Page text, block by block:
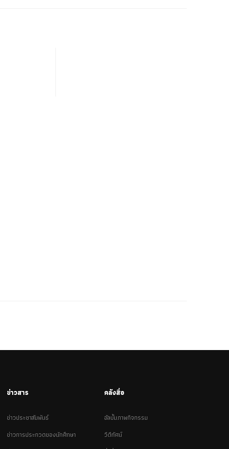
ข่าวสาร
ข่าวประชาสัมพันธ์
ข่าวการประกวดของนักศึกษา
คลังสื่อ
อัลบั้มภาพกิจกรรม
วีดีทัศน์